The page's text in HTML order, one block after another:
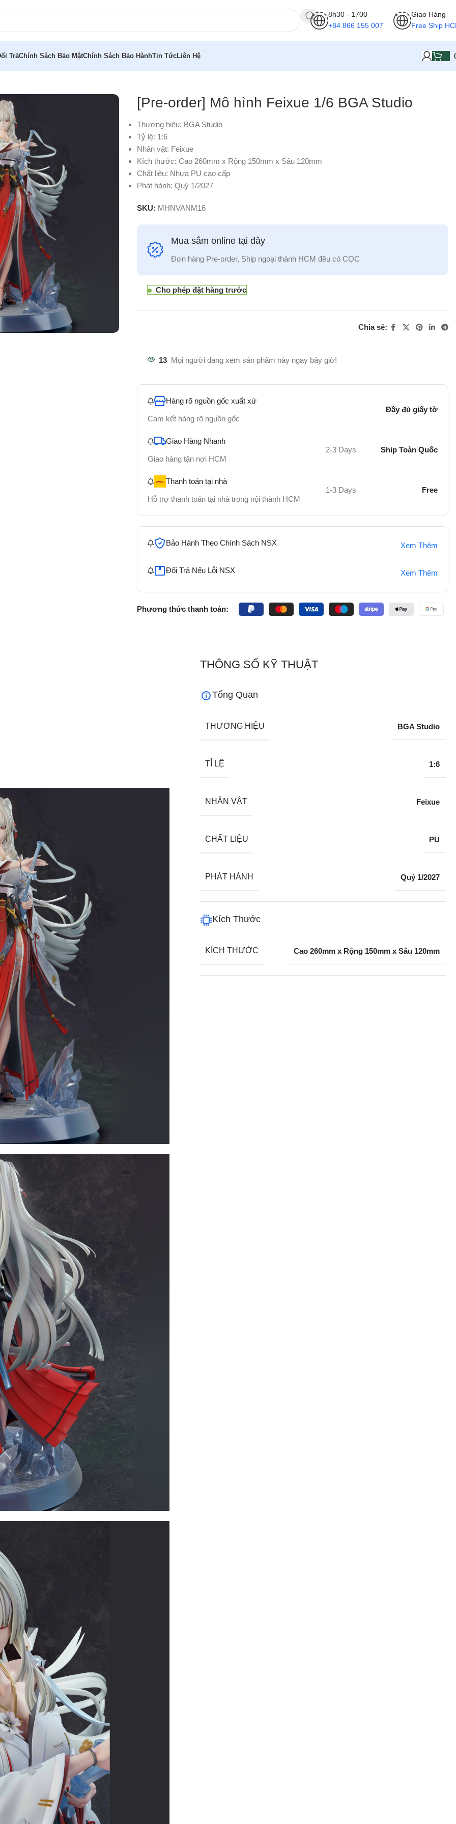
8h30 - 1700
+84 866 155 007
Giao Hàng
Free Ship
TrảChính Sách Bảo MậtChính Sách Bảo HànhTin TứcLiên Hệ
[Pre-order] Mô hình Feixue 1/6 BGA Studio
Thương hiệu: BGA Studio
Tỷ lệ: 1:6
Nhân vật: Feixue
Kích thước: Cao 260mm x Rộng 150mm x Sâu 120mm
Chất liệu: Nhựa PU cao cấp
Phát hành: Quý 1/2027
SKU: MHNVANM16
Mua sắm online tại đây
Đơn hàng Pre-order, Ship ngoại thành HCM đều có CỌC
Cho phép đặt hàng trước
Chia sẻ:
13 Mọi người đang xem sản phẩm này ngay bây giờ!
Hàng rõ nguồn gốc xuất xứ
Cam kết hàng rõ nguồn gốc
Đầy đủ giấy tờ
Giao Hàng Nhanh
Giao hàng tận nơi HCM
2-3 Days Ship Toàn Quốc
Thanh toán tại nhà
Hỗ trợ thanh toán tại nhà trong nội thành HCM
1-3 Days Free
Bảo Hành Theo Chính Sách NSX Xem Thêm
Đổi Trả Nếu Lỗi NSX Xem Thêm
Phương thức thanh toán:
THÔNG SỐ KỸ THUẬT
Tổng Quan
THƯƠNG HIỆU BGA Studio
TỈ LỆ 1:6
NHÂN VẬT Feixue
CHẤT LIỆU PU
PHÁT HÀNH Quý 1/2027
Kích Thước
KÍCH THƯỚC Cao 260mm x Rộng 150mm x Sâu 120mm